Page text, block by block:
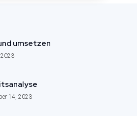
umsetzen
14, 2023